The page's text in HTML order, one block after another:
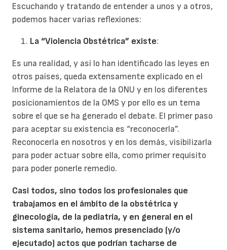
Escuchando y tratando de entender a unos y a otros,
podemos hacer varias reflexiones:
La “Violencia Obstétrica” existe:
Es una realidad, y así lo han identificado las leyes en
otros países, queda extensamente explicado en el
Informe de la Relatora de la ONU y en los diferentes
posicionamientos de la OMS y por ello es un tema
sobre el que se ha generado el debate. El primer paso
para aceptar su existencia es “reconocerla”.
Reconocerla en nosotros y en los demás, visibilizarla
para poder actuar sobre ella, como primer requisito
para poder ponerle remedio.
Casi todos, sino todos los profesionales que
trabajamos en el ámbito de la obstétrica y
ginecología, de la pediatría, y en general en el
sistema sanitario, hemos presenciado (y/o
ejecutado) actos que podrían tacharse de